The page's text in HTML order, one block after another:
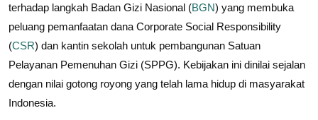
terhadap langkah Badan Gizi Nasional (BGN) yang membuka
peluang pemanfaatan dana Corporate Social Responsibility
(CSR) dan kantin sekolah untuk pembangunan Satuan
Pelayanan Pemenuhan Gizi (SPPG). Kebijakan ini dinilai sejalan
dengan nilai gotong royong yang telah lama hidup di masyarakat
Indonesia.